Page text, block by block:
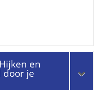
en
door je